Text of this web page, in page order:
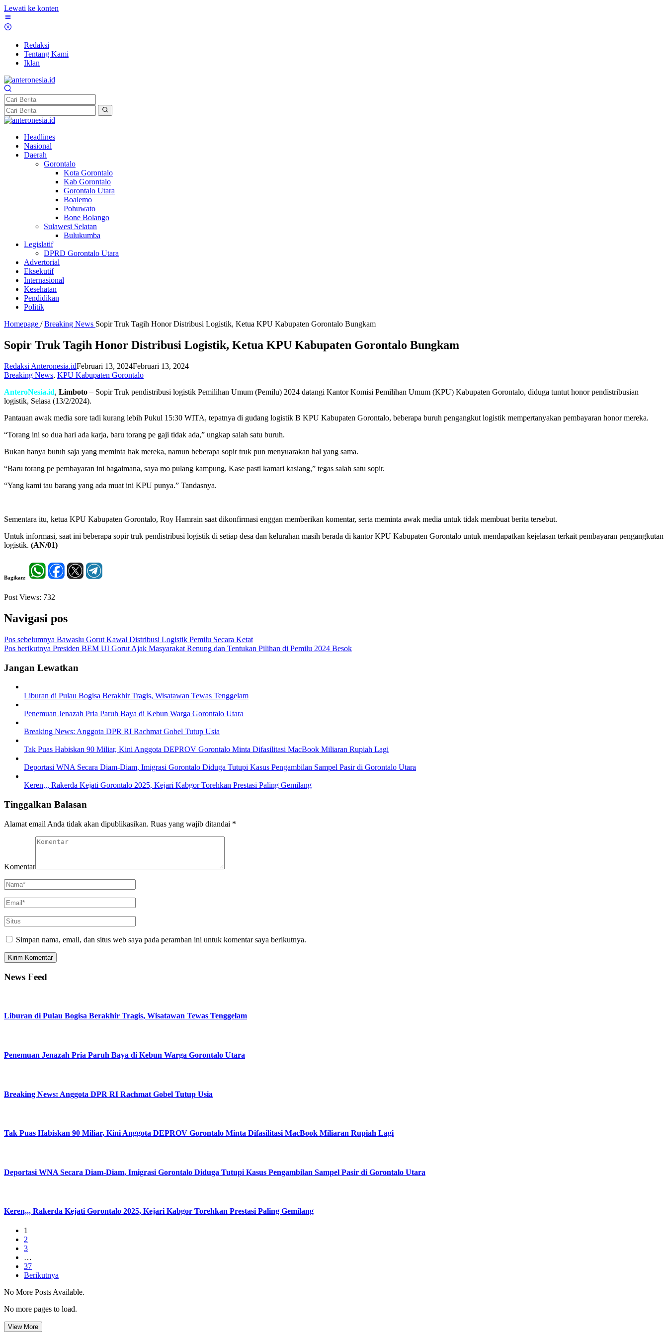
Lewati ke konten
Redaksi
Tentang Kami
Iklan
Headlines
Nasional
Daerah
Gorontalo
Kota Gorontalo
Kab Gorontalo
Gorontalo Utara
Boalemo
Pohuwato
Bone Bolango
Sulawesi Selatan
Bulukumba
Legislatif
DPRD Gorontalo Utara
Advertorial
Eksekutif
Internasional
Kesehatan
Pendidikan
Politik
Homepage / Breaking News Sopir Truk Tagih Honor Distribusi Logistik, Ketua KPU Kabupaten Gorontalo Bungkam
Sopir Truk Tagih Honor Distribusi Logistik, Ketua KPU Kabupaten Gorontalo Bungkam
Redaksi Anteronesia.idFebruari 13, 2024Februari 13, 2024
Breaking News, KPU Kabupaten Gorontalo
AnteroNesia.id, Limboto – Sopir Truk pendistribusi logistik Pemilihan Umum (Pemilu) 2024 datangi Kantor Komisi Pemilihan Umum (KPU) Kabupaten Gorontalo, diduga tuntut honor pendistribusian
logistik, Selasa (13/2/2024).
Pantauan awak media sore tadi kurang lebih Pukul 15:30 WITA, tepatnya di gudang logistik B KPU Kabupaten Gorontalo, beberapa buruh pengangkut logistik mempertanyakan pembayaran honor mereka.
“Torang ini so dua hari ada karja, baru torang pe gaji tidak ada,” ungkap salah satu buruh.
Bukan hanya butuh saja yang meminta hak mereka, namun beberapa sopir truk pun menyuarakan hal yang sama.
“Baru torang pe pembayaran ini bagaimana, saya mo pulang kampung, Kase pasti kamari kasiang,” tegas salah satu sopir.
“Yang kami tau barang yang ada muat ini KPU punya.” Tandasnya.
Sementara itu, ketua KPU Kabupaten Gorontalo, Roy Hamrain saat dikonfirmasi enggan memberikan komentar, serta meminta awak media untuk tidak membuat berita tersebut.
Untuk informasi, saat ini beberapa sopir truk pendistribusi logistik di setiap desa dan kelurahan masih berada di kantor KPU Kabupaten Gorontalo untuk mendapatkan kejelasan terkait pembayaran pengangkutan
logistik. (AN/01)
Bagikan:
Post Views: 732
Navigasi pos
Pos sebelumnya Bawaslu Gorut Kawal Distribusi Logistik Pemilu Secara Ketat
Pos berikutnya Presiden BEM UI Gorut Ajak Masyarakat Renung dan Tentukan Pilihan di Pemilu 2024 Besok
Jangan Lewatkan
Liburan di Pulau Bogisa Berakhir Tragis, Wisatawan Tewas Tenggelam
Penemuan Jenazah Pria Paruh Baya di Kebun Warga Gorontalo Utara
Breaking News: Anggota DPR RI Rachmat Gobel Tutup Usia
Tak Puas Habiskan 90 Miliar, Kini Anggota DEPROV Gorontalo Minta Difasilitasi MacBook Miliaran Rupiah Lagi
Deportasi WNA Secara Diam-Diam, Imigrasi Gorontalo Diduga Tutupi Kasus Pengambilan Sampel Pasir di Gorontalo Utara
Keren,,, Rakerda Kejati Gorontalo 2025, Kejari Kabgor Torehkan Prestasi Paling Gemilang
Tinggalkan Balasan
Alamat email Anda tidak akan dipublikasikan. Ruas yang wajib ditandai *
Komentar
Simpan nama, email, dan situs web saya pada peramban ini untuk komentar saya berikutnya.
News Feed
Liburan di Pulau Bogisa Berakhir Tragis, Wisatawan Tewas Tenggelam
Penemuan Jenazah Pria Paruh Baya di Kebun Warga Gorontalo Utara
Breaking News: Anggota DPR RI Rachmat Gobel Tutup Usia
Tak Puas Habiskan 90 Miliar, Kini Anggota DEPROV Gorontalo Minta Difasilitasi MacBook Miliaran Rupiah Lagi
Deportasi WNA Secara Diam-Diam, Imigrasi Gorontalo Diduga Tutupi Kasus Pengambilan Sampel Pasir di Gorontalo Utara
Keren,,, Rakerda Kejati Gorontalo 2025, Kejari Kabgor Torehkan Prestasi Paling Gemilang
1
2
3
…
37
Berikutnya
No More Posts Available.
No more pages to load.
View More